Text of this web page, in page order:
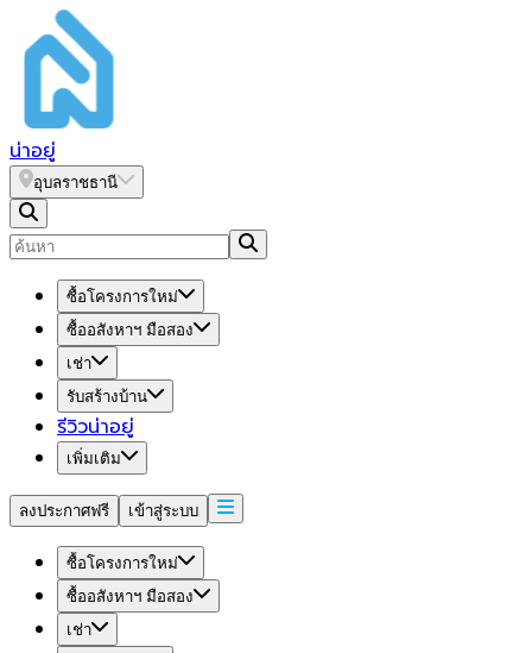
น่าอยู่
อุบลราชธานี
ซื้อโครงการใหม่
ซื้ออสังหาฯ มือสอง
เช่า
รับสร้างบ้าน
รีวิวน่าอยู่
เพิ่มเติม
ลงประกาศฟรี เข้าสู่ระบบ
ซื้อโครงการใหม่
ซื้ออสังหาฯ มือสอง
เช่า